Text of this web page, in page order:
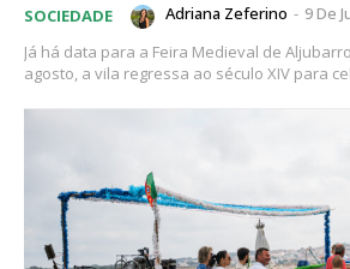
SOCIEDADE Adriana Zeferino - 9 De
Já há data para a Feira Medieval de
agosto, a vila regressa ao século XIV para